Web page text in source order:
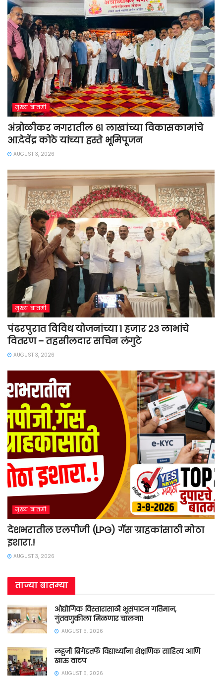
मुख्य बातमी
अंत्रोळीकर नगरातील ६१ लाखांच्या विकासकामांचे
आ.देवेंद्र कोठे यांच्या हस्ते भूमिपूजन
AUGUST 3, 2026
मुख्य बातमी
पंढरपुरात विविध योजनांच्या 1 हजार 23 लाभांचे
वितरण – तहसीलदार सचिन लंगुटे
AUGUST 3, 2026
मुख्य बातमी
देशभरातील एलपीजी (LPG) गॅस ग्राहकांसाठी मोठा
इशारा.!
AUGUST 3, 2026
ताज्या बातम्या
औद्योगिक विस्तारासाठी भूसंपादन गतिमान,
गुंतवणुकीला मिळणार चालना!
AUGUST 5, 2026
लहुजी ब्रिगेडतर्फे विद्यार्थ्यांना शैक्षणिक साहित्य आणि
खाऊ वाटप
AUGUST 5, 2026